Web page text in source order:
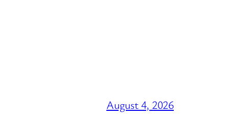
August 4, 2026